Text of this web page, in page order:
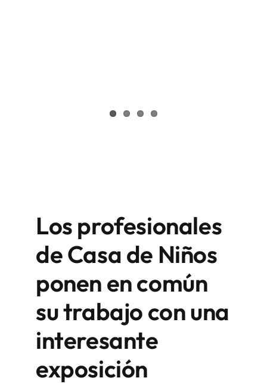
Los profesionales
de Casa de Niños
ponen en común
su trabajo con una
interesante
exposición